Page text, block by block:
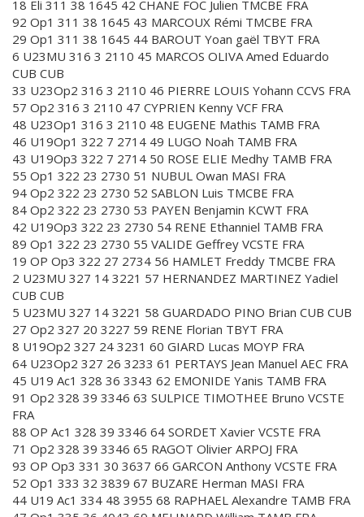
18 Eli 311 38 1645 42 CHANE FOC Julien TMCBE FRA
92 Op1 311 38 1645 43 MARCOUX Rémi TMCBE FRA
29 Op1 311 38 1645 44 BAROUT Yoan gaël TBYT FRA
6 U23MU 316 3 2110 45 MARCOS OLIVA Amed Eduardo
CUB CUB
33 U23Op2 316 3 2110 46 PIERRE LOUIS Yohann CCVS FRA
57 Op2 316 3 2110 47 CYPRIEN Kenny VCF FRA
48 U23Op1 316 3 2110 48 EUGENE Mathis TAMB FRA
46 U19Op1 322 7 2714 49 LUGO Noah TAMB FRA
43 U19Op3 322 7 2714 50 ROSE ELIE Medhy TAMB FRA
55 Op1 322 23 2730 51 NUBUL Owan MASI FRA
94 Op2 322 23 2730 52 SABLON Luis TMCBE FRA
84 Op2 322 23 2730 53 PAYEN Benjamin KCWT FRA
42 U19Op3 322 23 2730 54 RENE Ethanniel TAMB FRA
89 Op1 322 23 2730 55 VALIDE Geffrey VCSTE FRA
19 OP Op3 322 27 2734 56 HAMLET Freddy TMCBE FRA
2 U23MU 327 14 3221 57 HERNANDEZ MARTINEZ Yadiel
CUB CUB
5 U23MU 327 14 3221 58 GUARDADO PINO Brian CUB CUB
27 Op2 327 20 3227 59 RENE Florian TBYT FRA
8 U19Op2 327 24 3231 60 GIARD Lucas MOYP FRA
64 U23Op2 327 26 3233 61 PERTAYS Jean Manuel AEC FRA
45 U19 Ac1 328 36 3343 62 EMONIDE Yanis TAMB FRA
91 Op2 328 39 3346 63 SULPICE TIMOTHEE Bruno VCSTE
FRA
88 OP Ac1 328 39 3346 64 SORDET Xavier VCSTE FRA
71 Op2 328 39 3346 65 RAGOT Olivier ARPOJ FRA
93 OP Op3 331 30 3637 66 GARCON Anthony VCSTE FRA
52 Op1 333 32 3839 67 BUZARE Herman MASI FRA
44 U19 Ac1 334 48 3955 68 RAPHAEL Alexandre TAMB FRA